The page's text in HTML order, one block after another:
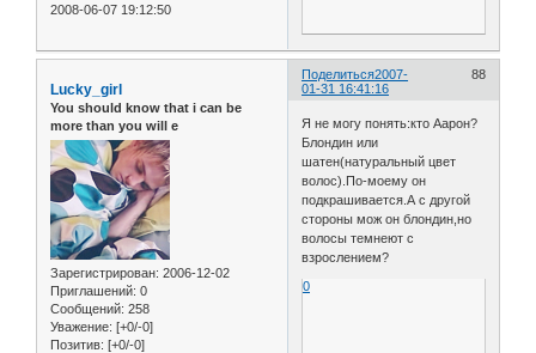
2008-06-07 19:12:50
Поделиться 88
2007-
01-31 16:41:16
Lucky_girl
You should know that i can be
more than you will e
Зарегистрирован: 2006-12-02
Приглашений: 0
Сообщений: 258
Уважение: [+0/-0]
Позитив: [+0/-0]
Я не могу понять:кто Аарон?
Блондин или
шатен(натуральный цвет
волос).По-моему он
подкрашивается.А с другой
стороны мож он блондин,но
волосы темнеют с
взрослением?
0